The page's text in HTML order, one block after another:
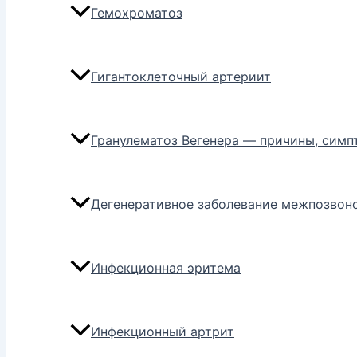
Гемохроматоз
Гигантоклеточный артериит
Гранулематоз Вегенера — причины,
Дегенеративное заболевание
Инфекционная эритема
Инфекционный артрит